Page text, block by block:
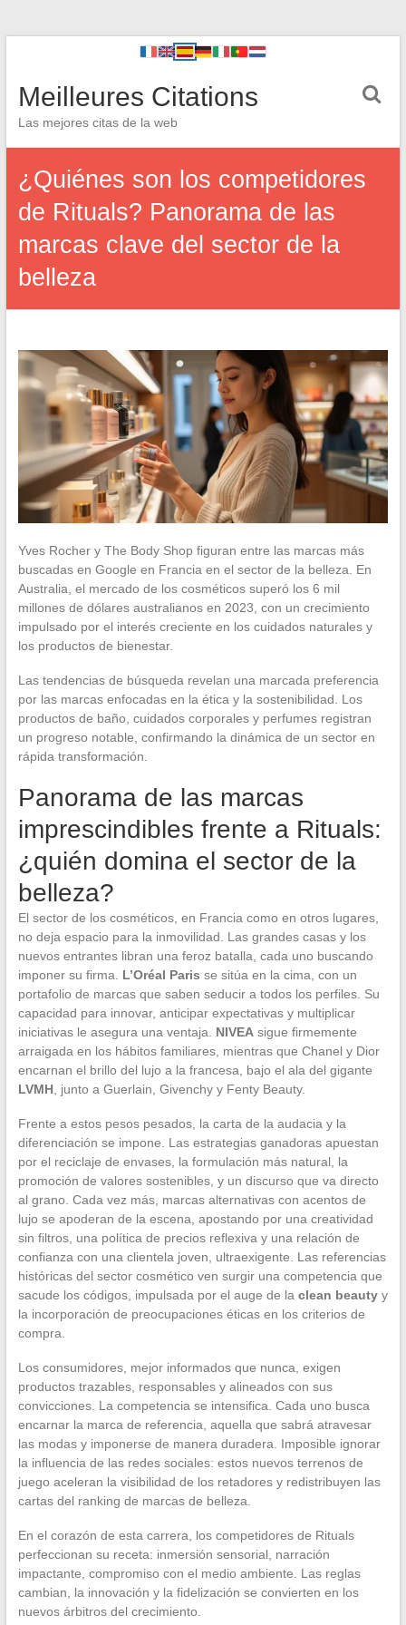
Meilleures Citations
Las mejores citas de la web
¿Quiénes son los competidores
de Rituals? Panorama de las
marcas clave del sector de la
belleza
Yves Rocher y The Body Shop figuran entre las marcas más
buscadas en Google en Francia en el sector de la belleza. En
Australia, el mercado de los cosméticos superó los 6 mil
millones de dólares australianos en 2023, con un crecimiento
impulsado por el interés creciente en los cuidados naturales y
los productos de bienestar.
Las tendencias de búsqueda revelan una marcada preferencia
por las marcas enfocadas en la ética y la sostenibilidad. Los
productos de baño, cuidados corporales y perfumes registran
un progreso notable, confirmando la dinámica de un sector en
rápida transformación.
Panorama de las marcas
imprescindibles frente a Rituals:
¿quién domina el sector de la
belleza?
El sector de los cosméticos, en Francia como en otros lugares,
no deja espacio para la inmovilidad. Las grandes casas y los
nuevos entrantes libran una feroz batalla, cada uno buscando
imponer su firma. L’Oréal Paris se sitúa en la cima, con un
portafolio de marcas que saben seducir a todos los perfiles. Su
capacidad para innovar, anticipar expectativas y multiplicar
iniciativas le asegura una ventaja. NIVEAsigue firmemente
arraigada en los hábitos familiares, mientras que Chanel y Dior
encarnan el brillo del lujo a la francesa, bajo el ala del gigante
LVMH, junto a Guerlain, Givenchy y Fenty Beauty.
Frente a estos pesos pesados, la carta de la audacia y la
diferenciación se impone. Las estrategias ganadoras apuestan
por el reciclaje de envases, la formulación más natural, la
promoción de valores sostenibles, y un discurso que va directo
al grano. Cada vez más, marcas alternativas con acentos de
lujo se apoderan de la escena, apostando por una creatividad
sin filtros, una política de precios reflexiva y una relación de
confianza con una clientela joven, ultraexigente. Las referencias
históricas del sector cosmético ven surgir una competencia que
sacude los códigos, impulsada por el auge de la clean beautyy
la incorporación de preocupaciones éticas en los criterios de
compra.
Los consumidores, mejor informados que nunca, exigen
productos trazables, responsables y alineados con sus
convicciones. La competencia se intensifica. Cada uno busca
encarnar la marca de referencia, aquella que sabrá atravesar
las modas y imponerse de manera duradera. Imposible ignorar
la influencia de las redes sociales: estos nuevos terrenos de
juego aceleran la visibilidad de los retadores y redistribuyen las
cartas del ranking de marcas de belleza.
En el corazón de esta carrera, los competidores de Rituals
perfeccionan su receta: inmersión sensorial, narración
impactante, compromiso con el medio ambiente. Las reglas
cambian, la innovación y la fidelización se convierten en los
nuevos árbitros del crecimiento.